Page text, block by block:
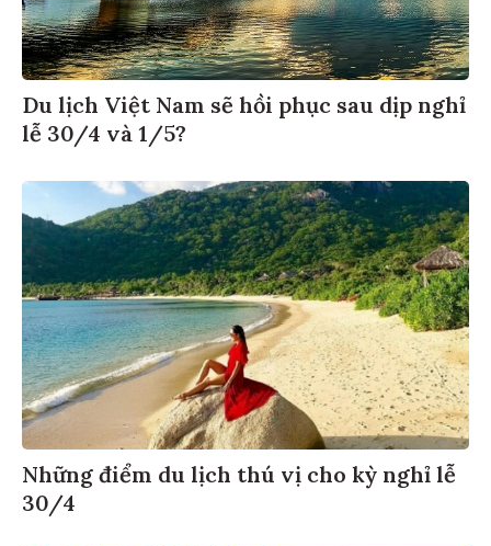
Du lịch Việt Nam sẽ hồi phục sau dịp nghỉ
lễ 30/4 và 1/5?
Những điểm du lịch thú vị cho kỳ nghỉ lễ
30/4